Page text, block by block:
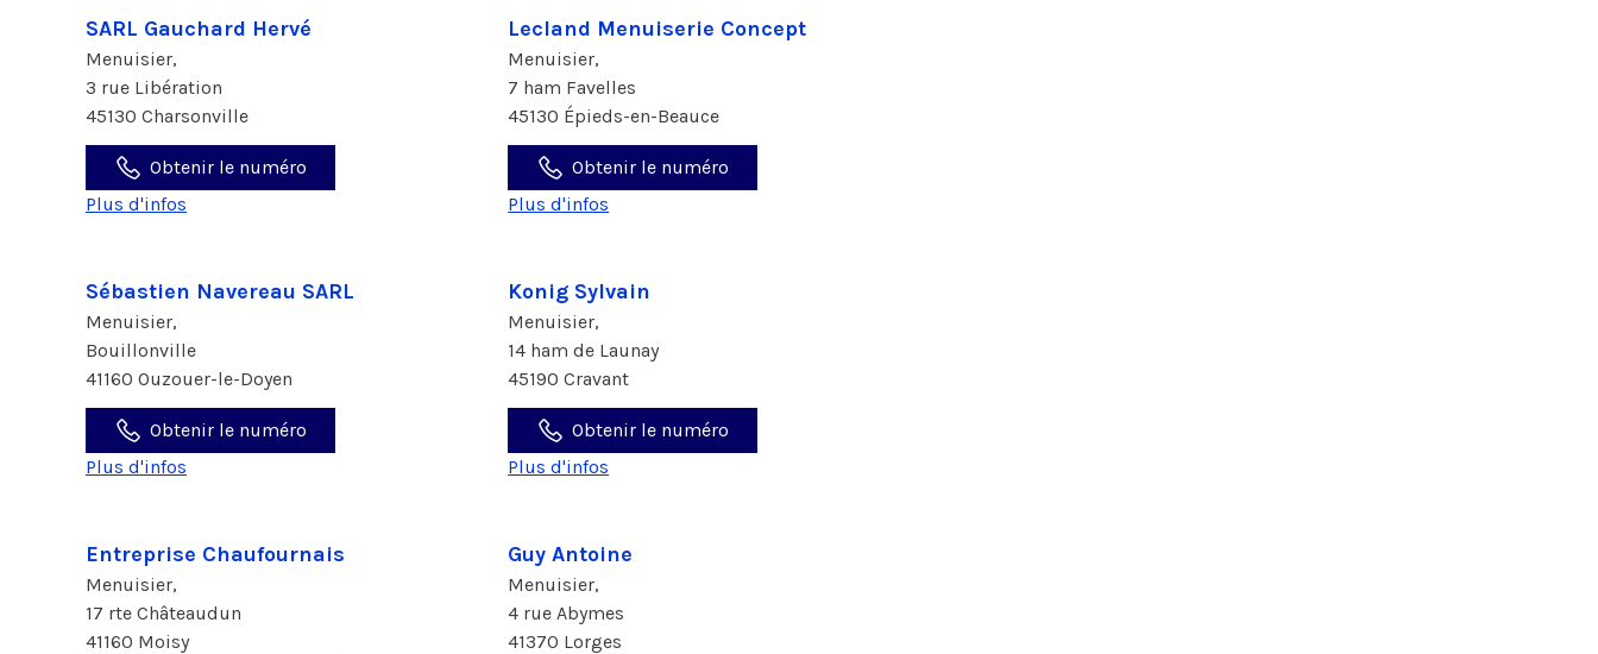
SARL Gauchard Hervé
Menuisier,
3 rue Libération
45130 Charsonville
Obtenir le numéro
Plus d'infos
Lecland Menuiserie Concept
Menuisier,
7 ham Favelles
45130 Épieds-en-Beauce
Obtenir le numéro
Plus d'infos
Sébastien Navereau SARL
Menuisier,
Bouillonville
41160 Ouzouer-le-Doyen
Obtenir le numéro
Plus d'infos
Konig Sylvain
Menuisier,
14 ham de Launay
45190 Cravant
Obtenir le numéro
Plus d'infos
Entreprise Chaufournais
Menuisier,
17 rte Châteaudun
41160 Moisy
Guy Antoine
Menuisier,
4 rue Abymes
41370 Lorges